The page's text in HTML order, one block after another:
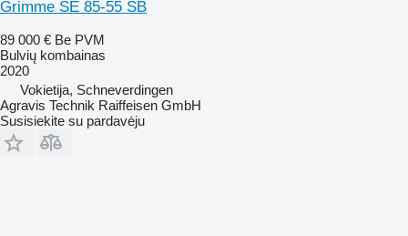
Grimme SE 85-55 SB
89 000 € Be PVM
Bulvių kombainas
2020
Vokietija, Schneverdingen
Agravis Technik Raiffeisen GmbH
Susisiekite su pardavėju